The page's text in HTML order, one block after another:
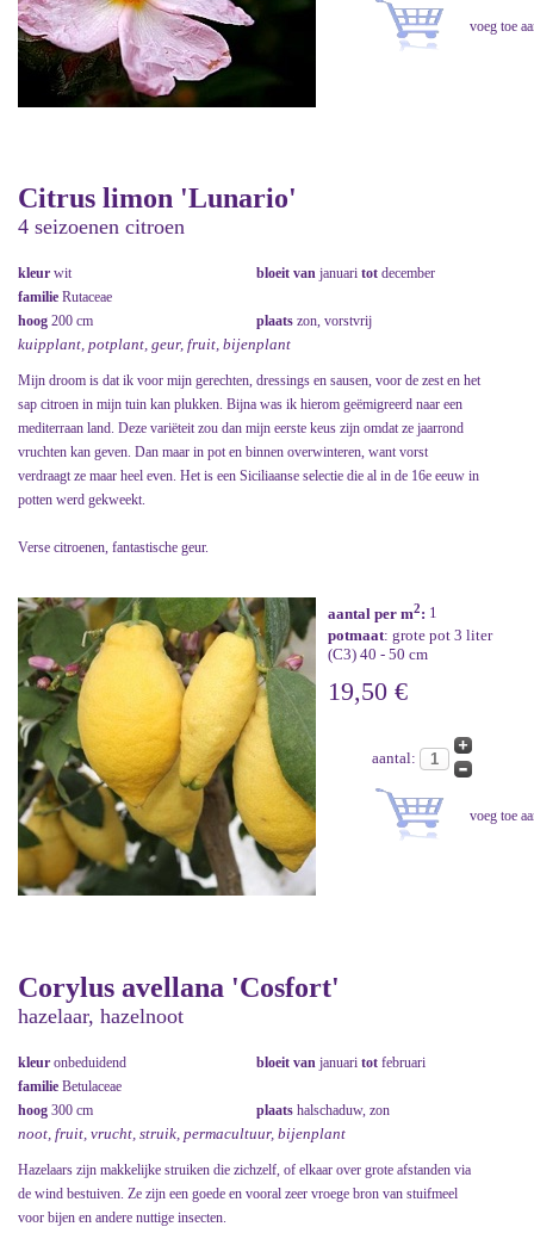
Citrus limon 'Lunario'
4 seizoenen citroen
kleur wit bloeit van januari tot december
familie Rutaceae
hoog 200 cm plaats zon, vorstvrij
kuipplant, potplant, geur, fruit, bijenplant
Mijn droom is dat ik voor mijn gerechten, dressings en sausen, voor de zest en het
sap citroen in mijn tuin kan plukken. Bijna was ik hierom geëmigreerd naar een
mediterraan land. Deze variëteit zou dan mijn eerste keus zijn omdat ze jaarrond
vruchten kan geven. Dan maar in pot en binnen overwinteren, want vorst
verdraagt ze maar heel even. Het is een Siciliaanse selectie die al in de 16e eeuw in
potten werd gekweekt.
Verse citroenen, fantastische geur.
aantal per m2: 1
potmaat: grote pot 3 liter
(C3) 40 - 50 cm
19,50 €
aantal:
Corylus avellana 'Cosfort'
hazelaar, hazelnoot
kleur onbeduidend bloeit van januari tot februari
familie Betulaceae
hoog 300 cm plaats halschaduw, zon
noot, fruit, vrucht, struik, permacultuur, bijenplant
Hazelaars zijn makkelijke struiken die zichzelf, of elkaar over grote afstanden via
de wind bestuiven. Ze zijn een goede en vooral zeer vroege bron van stuifmeel
voor bijen en andere nuttige insecten.